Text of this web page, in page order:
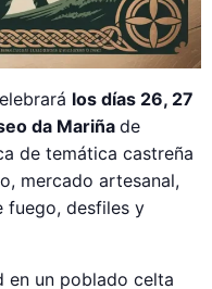
los días 26, 27
da Mariñade
de temática castreña
mercado artesanal,
fuego, desfiles y
en un poblado celta